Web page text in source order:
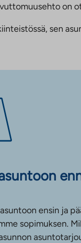
on
sen
ensin ja
sopimuksen.